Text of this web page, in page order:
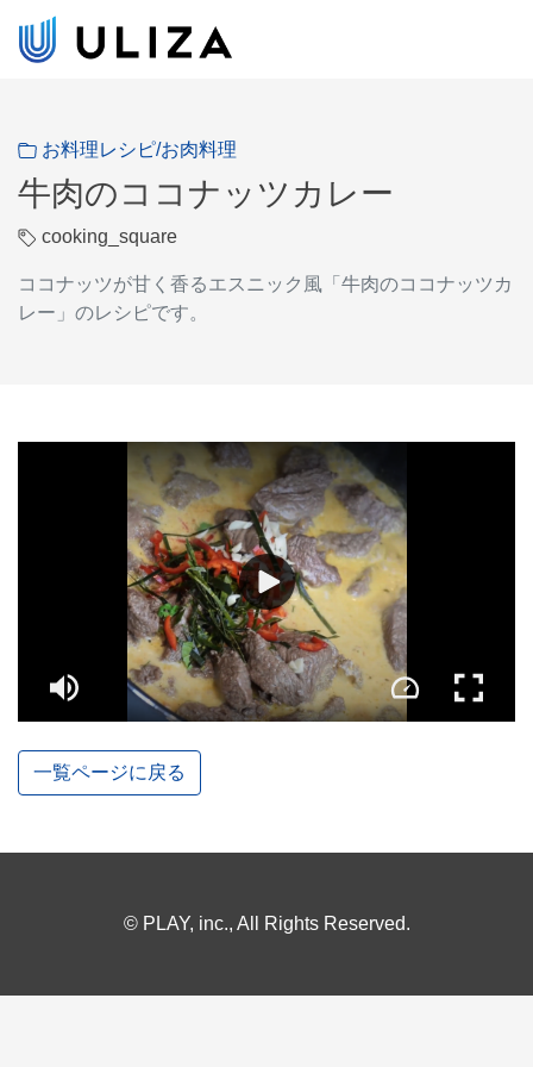
お料理レシピ/お肉料理
牛肉のココナッツカレー
cooking_square
ココナッツが甘く香るエスニック風「牛肉のココナッツカ
レー」のレシピです。
一覧ページに戻る
© PLAY, inc., All Rights Reserved.